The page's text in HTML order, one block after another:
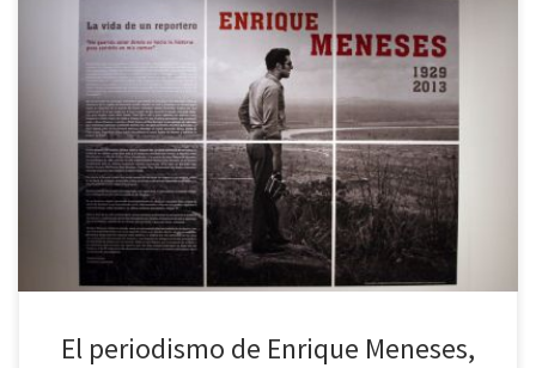
Hasta el próximo 26 de julio se puede disfrutar en el edificio del
Canal de Isabel II de la exposición fotográfica del trabajo de
Enrique Meneses, fotoperiodista fallecido en 2013.
[youtube=https://youtu.be/9894q-hR89g] Enrique Meneses. La
vida de un reportero es el título de la muestra que enseña toda la
trayectoria profesional del […]
El periodismo de Enrique Meneses,